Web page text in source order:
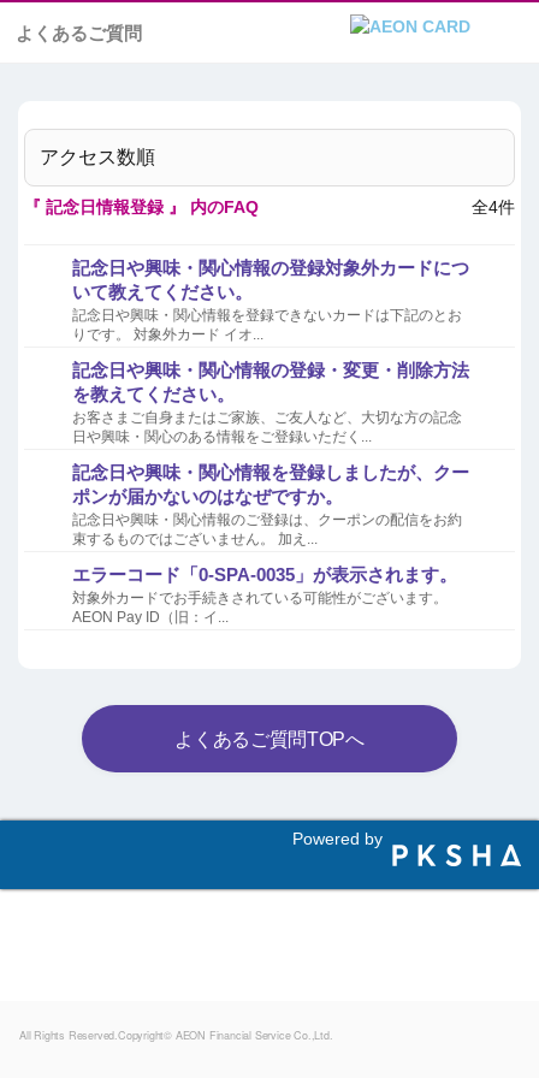
よくあるご質問
『 記念日情報登録 』 内のFAQ 全4件
記念日や興味・関心情報の登録対象外カードにつ
いて教えてください。
記念日や興味・関心情報を登録できないカードは下記のとお
りです。 対象外カード イオ...
記念日や興味・関心情報の登録・変更・削除方法
を教えてください。
お客さまご自身またはご家族、ご友人など、大切な方の記念
日や興味・関心のある情報をご登録いただく...
記念日や興味・関心情報を登録しましたが、クー
ポンが届かないのはなぜですか。
記念日や興味・関心情報のご登録は、クーポンの配信をお約
束するものではございません。 加え...
エラーコード「0-SPA-0035」が表示されます。
対象外カードでお手続きされている可能性がございます。
AEON Pay ID（旧：イ...
よくあるご質問TOPへ
All Rights Reserved.Copyright© AEON Financial Service Co.,Ltd.
Powered by